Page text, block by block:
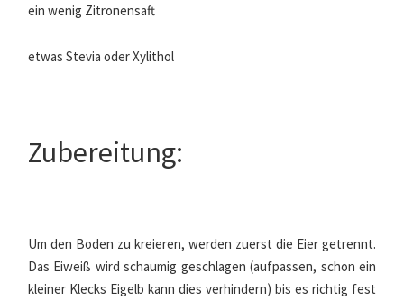
ein wenig Zitronensaft
etwas Stevia oder Xylithol
Zubereitung:
Um den Boden zu kreieren, werden zuerst die Eier getrennt.
Das Eiweiß wird schaumig geschlagen (aufpassen, schon ein
kleiner Klecks Eigelb kann dies verhindern) bis es richtig fest